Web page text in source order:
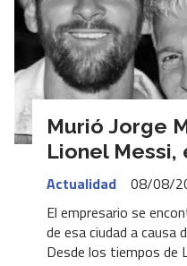
Murió Jorge
Lionel Messi,
Actualidad
08/08/
El empresario se
de esa ciudad a causa
Desde los tiempos de